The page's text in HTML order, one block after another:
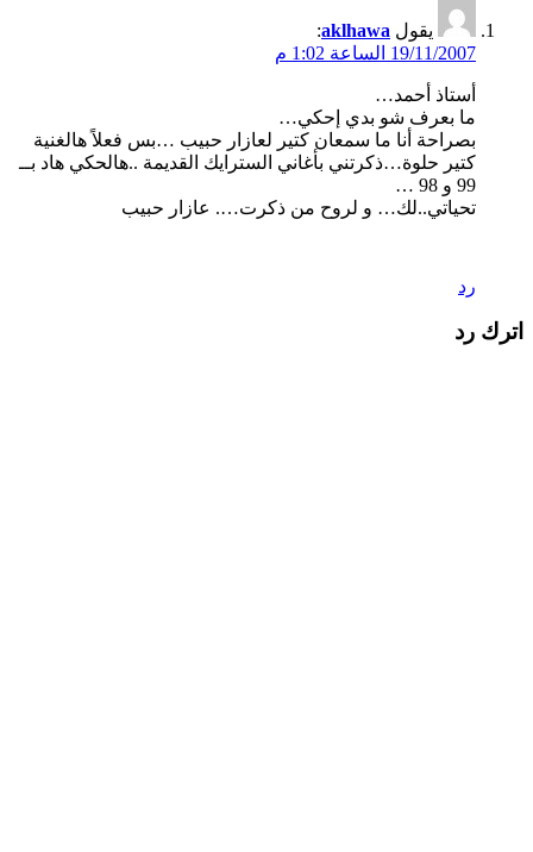
يقول aklhawa
:
19/11/2007 الساعة 1:02 م
أستاذ أحمد…
ما بعرف شو بدي إحكي…
بصراحة أنا ما سمعان كتير لعازار حبيب …بس فعلاً هالغنية
كتير حلوة…ذكرتني بأغاني السترايك القديمة ..هالحكي هاد بــ
99 و 98 …
تحياتي..لك… و لروح من ذكرت…. عازار حبيب
رد
اترك رد